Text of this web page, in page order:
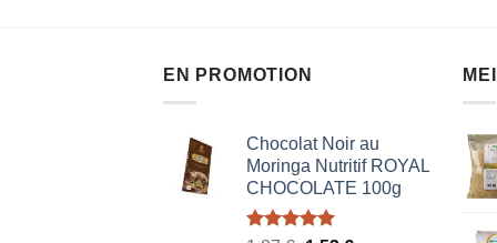
EN PROMOTION
Chocolat Noir au
Moringa Nutritif ROYAL
CHOCOLATE 100g